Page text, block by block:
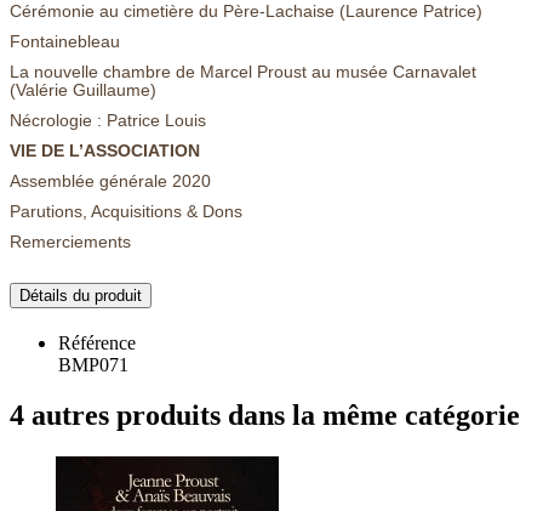
Cérémonie au cimetière du Père-Lachaise (Laurence Patrice)
Fontainebleau
La nouvelle chambre de Marcel Proust au musée Carnavalet
(Valérie Guillaume)
Nécrologie : Patrice Louis
VIE DE L’ASSOCIATION
Assemblée générale 2020
Parutions, Acquisitions & Dons
Remerciements
Détails du produit
Référence
BMP071
4 autres produits dans la même catégorie